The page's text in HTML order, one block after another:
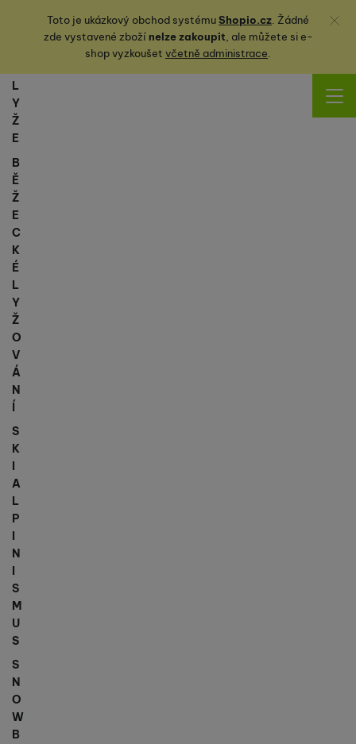
Toto je ukázkový obchod systémuShopio.cz. Žádné
zde vystavené zbožínelze zakoupit, ale můžete sie-
shop vyzkoušet včetně administrace.
Zavřít
L
Y
Ž
E
B
Ě
Ž
E
C
K
É
L
Y
Ž
O
V
Á
N
Í
S
K
I
A
L
P
I
N
I
S
M
U
S
S
N
O
W
B